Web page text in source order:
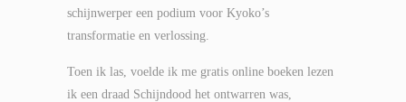
schijnwerper een podium voor Kyoko’s
transformatie en verlossing.
Toen ik las, voelde ik me gratis online boeken lezen
ik een draad Schijndood het ontwarren was,